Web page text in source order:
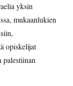
yksin
mukaanlukien
opiskelijat
palestiinan